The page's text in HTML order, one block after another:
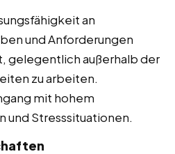
an
und Anforderungen
gelegentlich außerhalb der
zu arbeiten.
mit hohem
und Stresssituationen.